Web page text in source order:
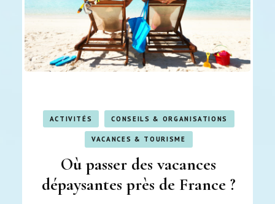
ACTIVITÉS CONSEILS & ORGANISATIONS
VACANCES & TOURISME
Où passer des vacances
dépaysantes près de France ?